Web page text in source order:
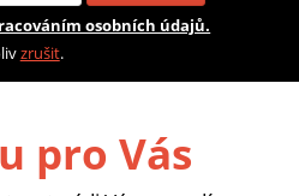
osobních údajů.
zrušit.
pro Vás